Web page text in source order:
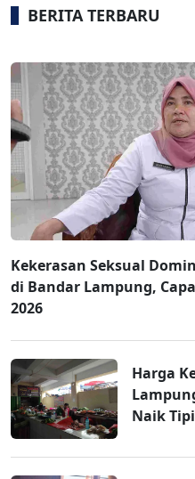
BERITA TERBARU
Kekerasan Seksual
di Bandar Lampung,
2026
Harga
Naik